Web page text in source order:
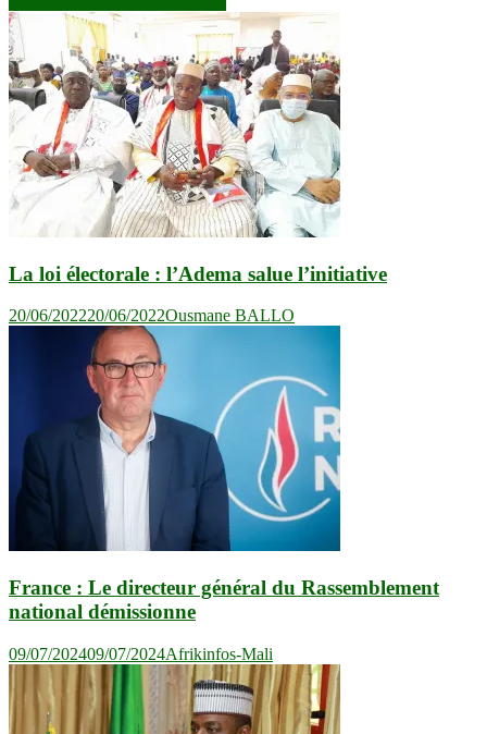
La loi électorale : l’Adema salue l’initiative
20/06/202220/06/2022Ousmane BALLO
France : Le directeur général du Rassemblement
national démissionne
09/07/202409/07/2024Afrikinfos-Mali